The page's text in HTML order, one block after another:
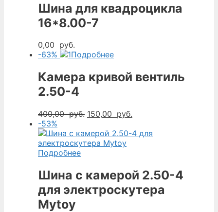
Шина для квадроцикла
16*8.00-7
0,00 руб.
-63%
Подробнее
Камера кривой вентиль
2.50-4
400,00руб. Первоначальная
составляла
400,00
150,00 руб.
150,00
-53%
Подробнее
Шина с камерой 2.50-4
для электроскутера
Mytoy